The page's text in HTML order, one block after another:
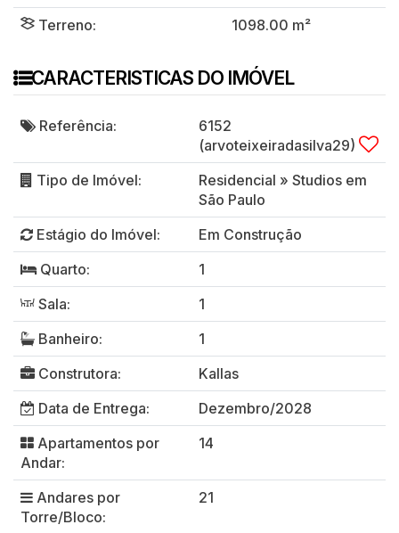
Terreno:
1098.00 m²
CARACTERISTICAS DO IMÓVEL
Referência:
6152
(arvoteixeiradasilva29)
Tipo de Imóvel:
Residencial » Studios em
São Paulo
Estágio do Imóvel:
Em Construção
Quarto:
1
Sala:
1
Banheiro:
1
Construtora:
Kallas
Data de Entrega:
Dezembro/2028
Apartamentos por
Andar:
14
Andares por
Torre/Bloco:
21